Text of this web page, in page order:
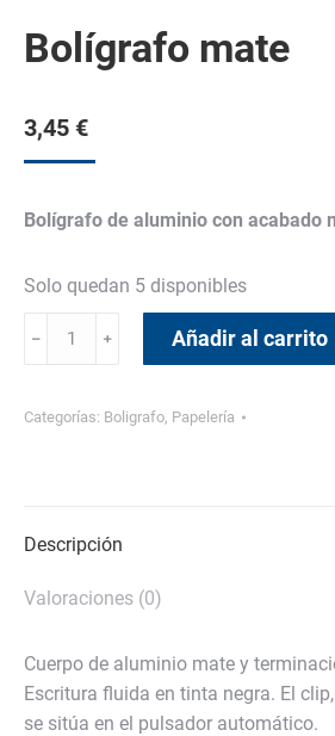
Bolígrafo mate
3,45 €
Bolígrafo de aluminio con acabado
Solo quedan 5 disponibles
Bolígrafo
﹣ ﹢ Añadir al carrito
Categorías: Boligrafo, Papelería
Descripción
Valoraciones (0)
Cuerpo de aluminio mate y
Escritura fluida en tinta negra. El
se sitúa en el pulsador automático.